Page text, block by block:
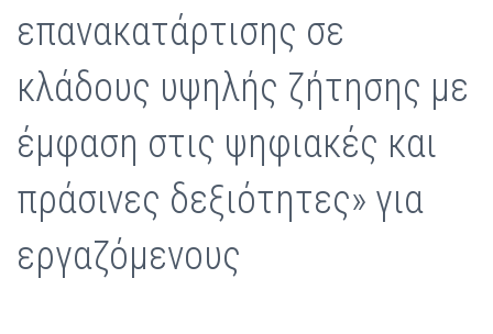
επανακατάρτισης σε
κλάδους υψηλής ζήτησης με
έμφαση στις ψηφιακές και
πράσινες δεξιότητες» για
εργαζόμενους